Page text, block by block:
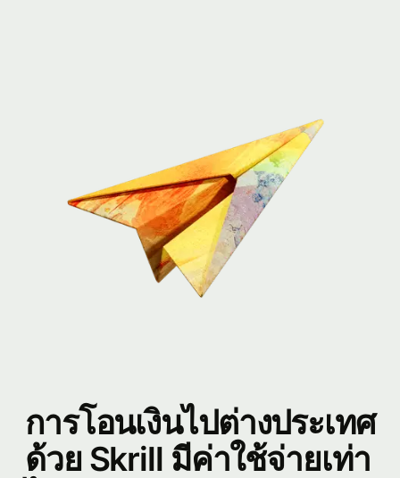
การโอนเงินไปต่างประเทศ
ด้วย Skrill มีค่าใช้จ่ายเท่า